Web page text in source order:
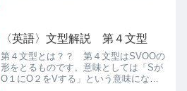
〈英語〉文型解説 第４文型
第４文型とは？？ 第４文型はSVOOの
形をとるものです。意味としては「Sが
O１にO２をVする」という意味にな